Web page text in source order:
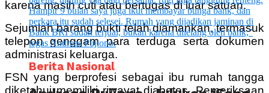
karena masih cuti atau bertugas di luar satuan.
Sejumlah barang bukti telah diamankan, termasuk
telepon genggam para terduga serta dokumen
administrasi keluarga.
FSN yang berprofesi sebagai ibu rumah tangga
Berita Nasional